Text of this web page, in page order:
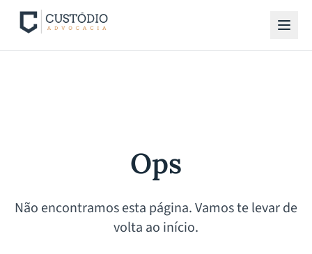
Ops
Não encontramos esta página. Vamos te levar de
volta ao início.